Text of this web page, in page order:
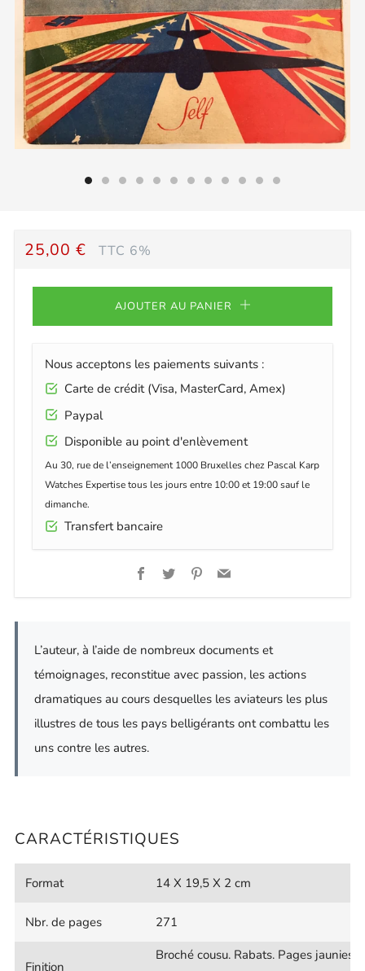
PRIX
25,00 € TTC 6%
AJOUTER AU PANIER
Nous acceptons les paiements suivants :
Carte de crédit (Visa, MasterCard, Amex)
Paypal
Disponible au point d'enlèvement
Au 30, rue de l’enseignement 1000 Bruxelles chez Pascal Karp
Watches Expertise tous les jours entre 10:00 et 19:00 sauf le
dimanche.
Transfert bancaire
Facebook
TwitterPinterest
Email
L’auteur, à l’aide de nombreux documents et
témoignages, reconstitue avec passion, les actions
dramatiques au cours desquelles les aviateurs les plus
illustres de tous les pays belligérants ont combattu les
uns contre les autres.
CARACTÉRISTIQUES
Format 14 X 19,5 X 2 cm
Nbr. de pages 271
Finition
Broché cousu. Rabats. Pages jaunies